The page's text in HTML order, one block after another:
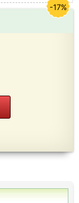
-17%